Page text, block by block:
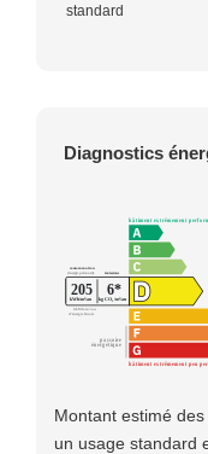
standard
Diagnostics
Montant estimé
un usage standard